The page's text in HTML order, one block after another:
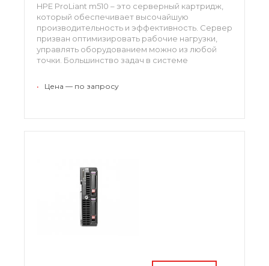
HPE ProLiant m510 – это серверный картридж,
который обеспечивает высочайшую
производительность и эффективность. Сервер
призван оптимизировать рабочие нагрузки,
управлять оборудованием можно из любой
точки. Большинство задач в системе
развертывания и обслуживания устройства.
• Цена — по запросу